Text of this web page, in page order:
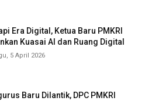
Era Digital, Ketua Baru PMKRI
Kuasai AI dan Ruang Digital
5 April 2026
Baru Dilantik, DPC PMKRI